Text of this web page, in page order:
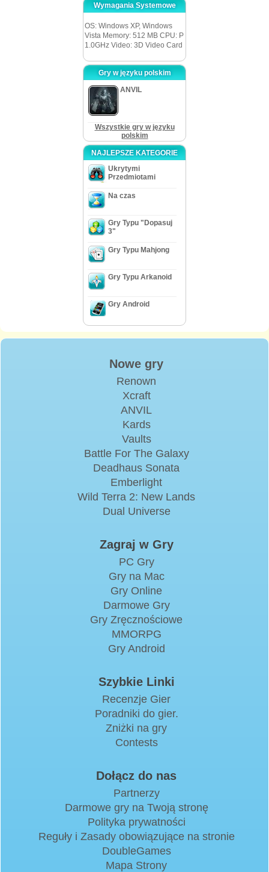
Wymagania Systemowe
OS: Windows XP, Windows
Vista Memory: 512 MB CPU: P
1.0GHz Video: 3D Video Card
Gry w języku polskim
ANVIL
Wszystkie gry w języku
polskim
NAJLEPSZE KATEGORIE
Ukrytymi
Przedmiotami
Na czas
Gry Typu "Dopasuj
3"
Gry Typu Mahjong
Gry Typu Arkanoid
Gry Android
Nowe gry
Renown
Xcraft
ANVIL
Kards
Vaults
Battle For The Galaxy
Deadhaus Sonata
Emberlight
Wild Terra 2: New Lands
Dual Universe
Zagraj w Gry
PC Gry
Gry na Mac
Gry Online
Darmowe Gry
Gry Zręcznościowe
MMORPG
Gry Android
Szybkie Linki
Recenzje Gier
Poradniki do gier.
Zniżki na gry
Contests
Dołącz do nas
Partnerzy
Darmowe gry na Twoją stronę
Polityka prywatności
Reguły i Zasady obowiązujące na stronie
DoubleGames
Mapa Strony